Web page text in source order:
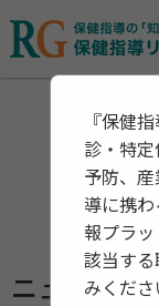
ニュース
『保健
診・特
予防、
導に携
報プラッ
該当する
みくださ